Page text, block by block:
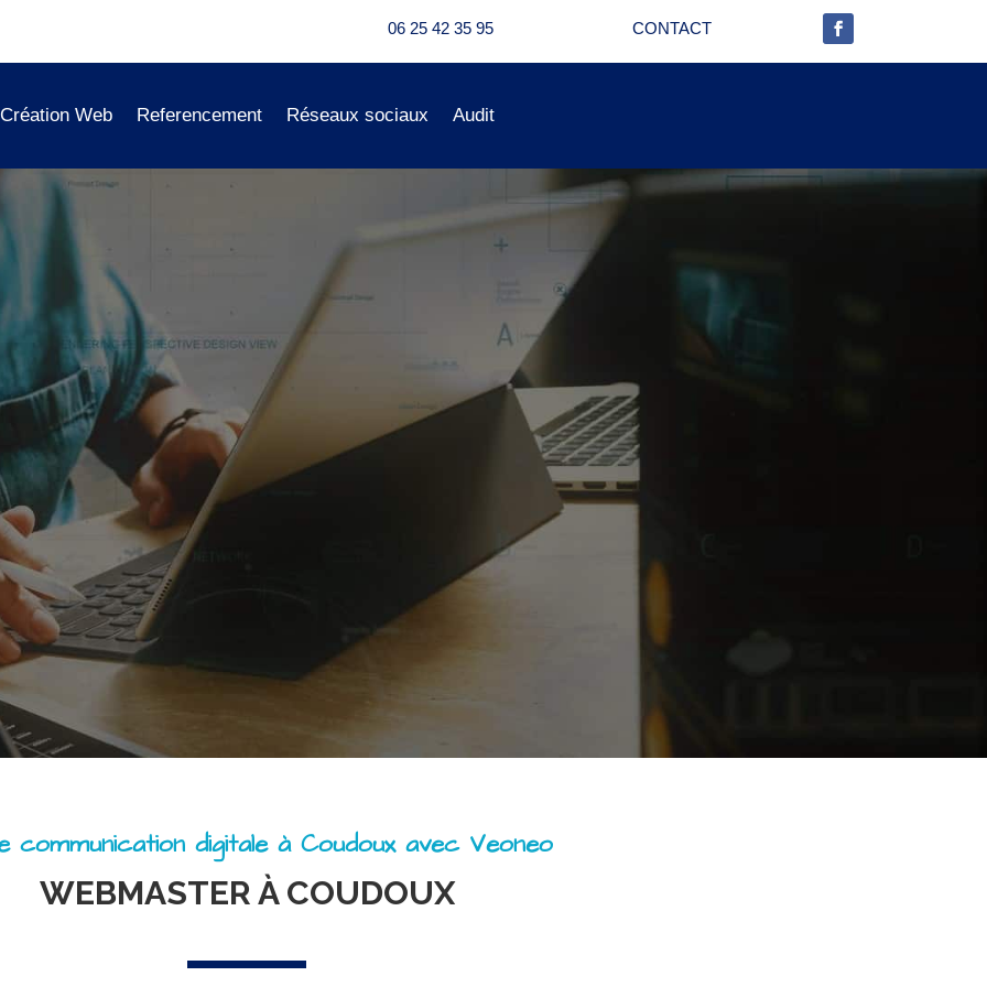
06 25 42 35 95 CONTACT
Création Web Referencement Réseaux sociaux Audit
communication digitale à Coudoux avec Veoneo
WEBMASTER À COUDOUX